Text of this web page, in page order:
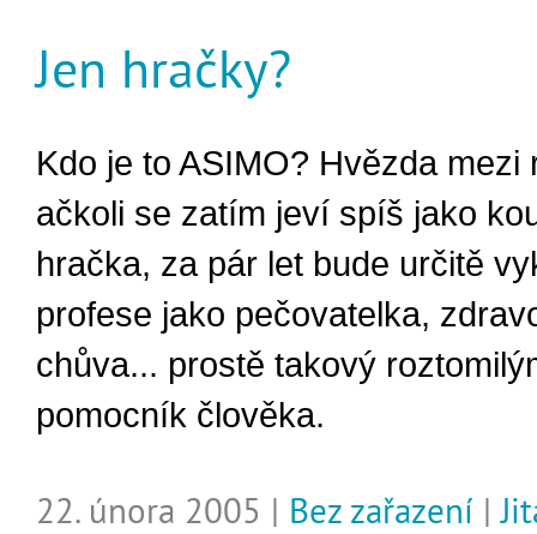
Jen hračky?
Kdo je to ASIMO? Hvězda mezi
ačkoli se zatím jeví spíš jako
hračka, za pár let bude určitě
profese jako pečovatelka,
chůva... prostě takový
pomocník člověka.
22. února 2005 | Bez zařazení |